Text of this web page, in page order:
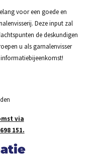
voor een goede en
Deze input zal
de deskundigen
u als garnalenvisser
via
151.